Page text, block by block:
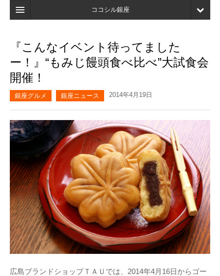
ココシル銀座
検索
店舗・施設最新情報
口コミ
マイページ
ブックマーク
『こんなイベント待ってました
ー！』“もみじ饅頭食べ比べ”大試食会
開催！
銀座グルメ 銀座ニュース 2014年4月19日
広島ブランドショップＴＡＵでは、2014年4月16日からゴー